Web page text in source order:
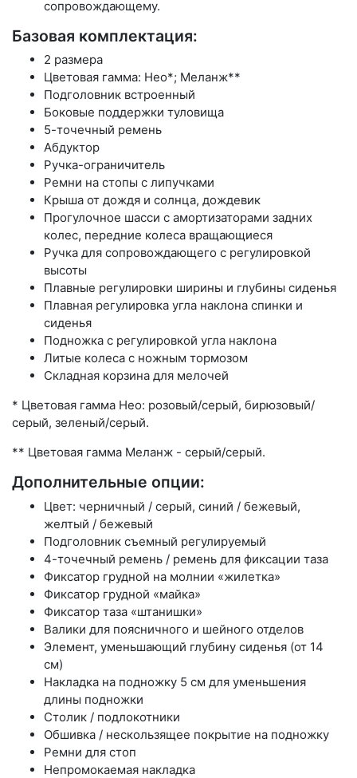
сопровождающему.
Базовая комплектация:
2 размера
Цветовая гамма: Нео*; Меланж**
Подголовник встроенный
Боковые поддержки туловища
5-точечный ремень
Абдуктор
Ручка-ограничитель
Ремни на стопы с липучками
Крыша от дождя и солнца, дождевик
Прогулочное шасси с амортизаторами задних
колес, передние колеса вращающиеся
Ручка для сопровождающего с регулировкой
высоты
Плавные регулировки ширины и глубины сиденья
Плавная регулировка угла наклона спинки и
сиденья
Подножка с регулировкой угла наклона
Литые колеса с ножным тормозом
Складная корзина для мелочей
* Цветовая гамма Нео: розовый/серый, бирюзовый/
серый, зеленый/серый.
** Цветовая гамма Меланж - серый/серый.
Дополнительные опции:
Цвет: черничный / серый, синий / бежевый,
желтый / бежевый
Подголовник съемный регулируемый
4-точечный ремень / ремень для фиксации таза
Фиксатор грудной на молнии «жилетка»
Фиксатор грудной «майка»
Фиксатор таза «штанишки»
Валики для поясничного и шейного отделов
Элемент, уменьшающий глубину сиденья (от 14
см)
Накладка на подножку 5 см для уменьшения
длины подножки
Столик / подлокотники
Обшивка / нескользящее покрытие на подножку
Ремни для стоп
Непромокаемая накладка